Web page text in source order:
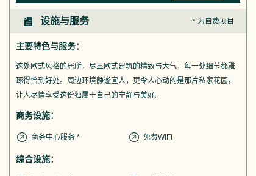
设施与服务 * 为自费项目
主要特色与服务：
这处欧式风格的居所，尽显欧式建筑的精致与大气，每一处细节都雕
琢得恰到好处。周边环境静谧宜人，更令人心动的是那片私家花园，
让人尽情享受这份独属于自己的宁静与美好。
商务设施：
商务中心服务 * 免费WIFI
综合设施：